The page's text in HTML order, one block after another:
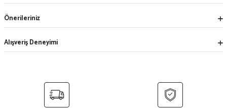
Önerileriniz
Alışveriş Deneyimi